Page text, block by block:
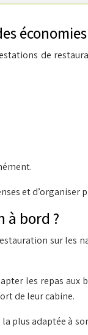
économies
de
et
à bord ?
sur
les repas
de leur cabine.
adaptée à